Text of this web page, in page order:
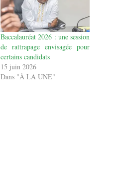
Baccalauréat 2026 : une session
de rattrapage envisagée pour
certains candidats
15 juin 2026
Dans "À LA UNE"